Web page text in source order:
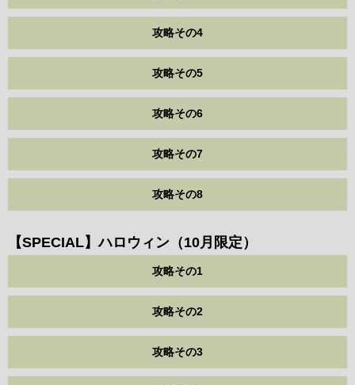
攻略その4
攻略その5
攻略その6
攻略その7
攻略その8
【SPECIAL】ハロウィン（10月限定）
攻略その1
攻略その2
攻略その3